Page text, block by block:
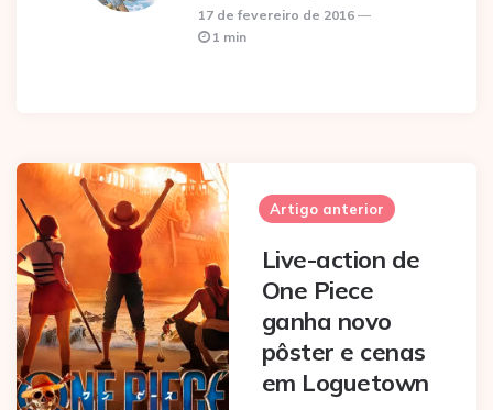
17 de fevereiro de 2016
1 min
Post
navigation
Artigo anterior
Live-action de
One Piece
ganha novo
pôster e cenas
em Loguetown